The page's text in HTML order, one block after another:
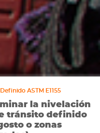
ASTM E1155
la nivelación
tránsito definido
o zonas